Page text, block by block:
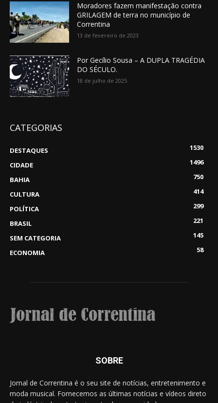
Moradores fazem manifestação contra
GRILAGEM de terra no município de
Correntina
13 de fevereiro de 2023
Por Gecílio Sousa – A DUPLA TRAGÉDIA
DO SÉCULO.
18 de julho de 2025
CATEGORIAS
DESTAQUES
1530
CIDADE
1496
BAHIA
750
CULTURA
414
POLÍTICA
299
BRASIL
221
SEM CATEGORIA
145
ECONOMIA
58
SOBRE
Jornal de Correntina é o seu site de notícias, entretenimento e
moda musical. Fornecemos as últimas notícias e vídeos direto